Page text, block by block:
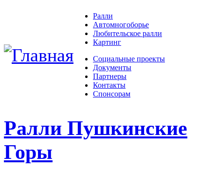
Ралли
Автомногоборье
Любительское ралли
Картинг
Социальные проекты
Документы
Партнеры
Контакты
Спонсорам
Ралли Пушкинские
Горы